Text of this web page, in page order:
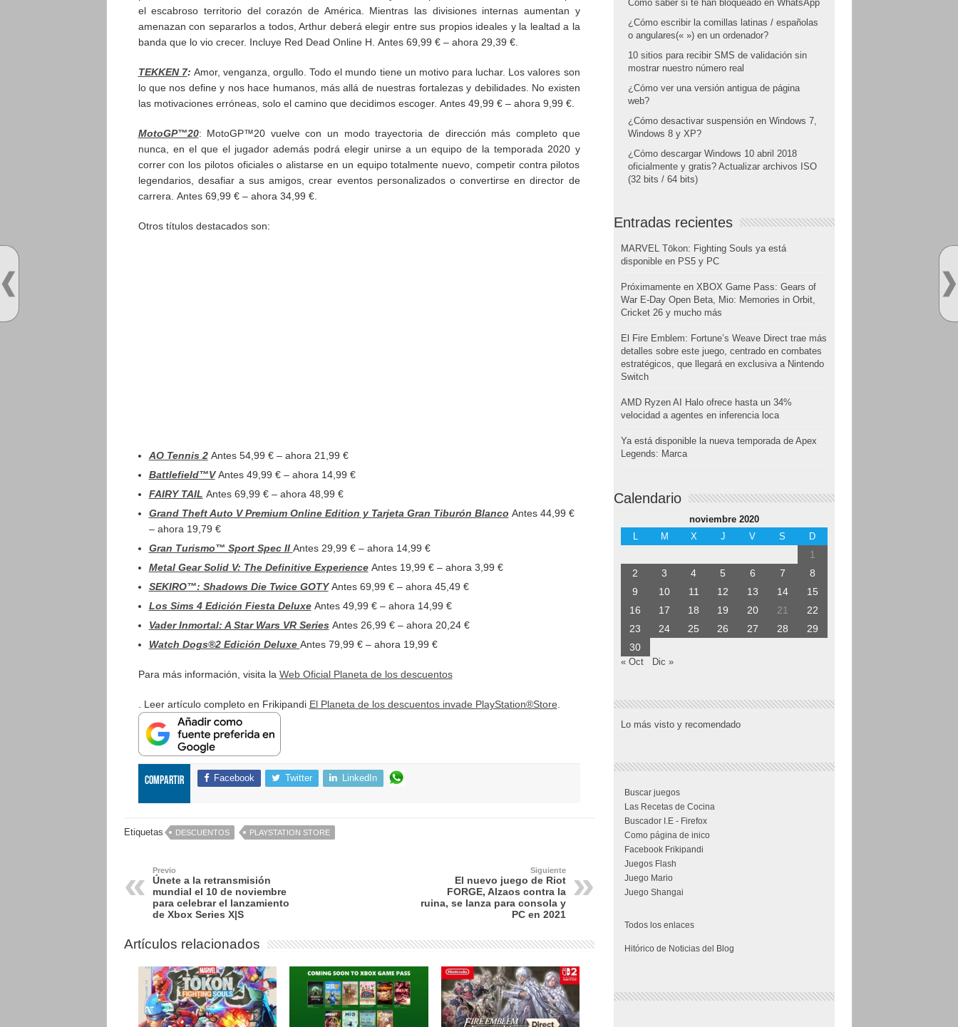
el escabroso territorio del corazón de América. Mientras las divisiones internas aumentan y
amenazan con separarlos a todos, Arthur deberá elegir entre sus propios ideales y la lealtad a la
banda que lo vio crecer. Incluye Red Dead Online H. Antes 69,99 € – ahora 29,39 €.
TEKKEN 7: Amor, venganza, orgullo. Todo el mundo tiene un motivo para luchar. Los valores son
lo que nos define y nos hace humanos, más allá de nuestras fortalezas y debilidades. No existen
las motivaciones erróneas, solo el camino que decidimos escoger. Antes 49,99 € – ahora 9,99 €.
MotoGP™20: MotoGP™20 vuelve con un modo trayectoria de dirección más completo que
nunca, en el que el jugador además podrá elegir unirse a un equipo de la temporada 2020 y
correr con los pilotos oficiales o alistarse en un equipo totalmente nuevo, competir contra pilotos
legendarios, desafiar a sus amigos, crear eventos personalizados o convertirse en director de
carrera. Antes 69,99 € – ahora 34,99 €.
Otros títulos destacados son:
AO Tennis 2 Antes 54,99 € – ahora 21,99 €
Battlefield™V Antes 49,99 € – ahora 14,99 €
FAIRY TAIL Antes 69,99 € – ahora 48,99 €
Grand Theft Auto V Premium Online Edition y Tarjeta Gran Tiburón Blanco Antes 44,99 €
– ahora 19,79 €
Gran Turismo™ Sport Spec II Antes 29,99 € – ahora 14,99 €
Metal Gear Solid V: The Definitive Experience Antes 19,99 € – ahora 3,99 €
SEKIRO™: Shadows Die Twice GOTYAntes 69,99 € – ahora 45,49 €
Los Sims 4 Edición Fiesta Deluxe Antes 49,99 € – ahora 14,99 €
Vader Inmortal: A Star Wars VR SeriesAntes 26,99 € – ahora 20,24 €
Watch Dogs®2 Edición Deluxe Antes 79,99 € – ahora 19,99 €
Para más información, visita la Web Oficial Planeta de los descuentos
. Leer artículo completo en Frikipandi El Planeta de los descuentos invade PlayStation®Store
Compartir Facebook Twitter LinkedIn
Etiquetas DESCUENTOS PLAYSTATION STORE
Previo
Únete a la retransmisión
mundial el 10 de noviembre
para celebrar el lanzamiento
de Xbox Series X|S
Siguiente
El nuevo juego de Riot
FORGE, Alzaos contra la
ruina, se lanza para consola y
PC en 2021
Artículos relacionados
Cómo saber si te han bloqueado en WhatsApp
¿Cómo escribir la comillas latinas / españolas
o angulares(« ») en un ordenador?
10 sitios para recibir SMS de validación sin
mostrar nuestro número real
¿Cómo ver una versión antigua de página
web?
¿Cómo desactivar suspensión en Windows 7,
Windows 8 y XP?
¿Cómo descargar Windows 10 abril 2018
oficialmente y gratis? Actualizar archivos ISO
(32 bits / 64 bits)
Entradas recientes
MARVEL Tōkon: Fighting Souls ya está
disponible en PS5 y PC
Próximamente en XBOX Game Pass: Gears of
War E-Day Open Beta, Mio: Memories in Orbit,
Cricket 26 y mucho más
El Fire Emblem: Fortune’s Weave Direct trae más
detalles sobre este juego, centrado en combates
estratégicos, que llegará en exclusiva a Nintendo
Switch
AMD Ryzen AI Halo ofrece hasta un 34%
velocidad a agentes en inferencia loca
Ya está disponible la nueva temporada de Apex
Legends: Marca
Calendario
noviembre 2020
L
M X J V S D
1
2
3 4 5 6 7
8
9
10 11 12 13 14
15
16
17 18 19 20 21
22
23
24 25 26 27 28
29
30
« Oct Dic »
Lo más visto y recomendado
Buscar juegos
Las Recetas de Cocina
Buscador I.E - Firefox
Como página de inico
Facebook Frikipandi
Juegos Flash
Juego Mario
Juego Shangai
Todos los enlaces
Hitórico de Noticias del Blog